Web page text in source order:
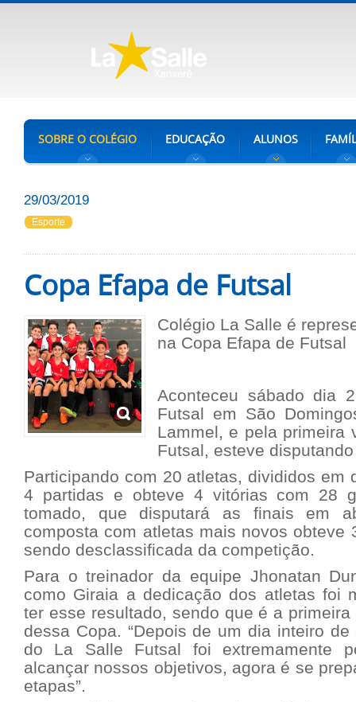
SOBRE O COLÉGIO EDUCAÇÃO ALUNOS
29/03/2019
Esporte
Copa Efapa de Futsal
Colégio La Salle é
na Copa Efapa de Futsal
Aconteceu sábado dia
Futsal em São
Lammel, e pela primeira
Futsal, esteve
Participando com 20 atletas, divididos em
4 partidas e obteve 4 vitórias com 28
tomado, que disputará as finais em
composta com atletas mais novos obteve
sendo desclassificada da competição.
Para o treinador da equipe Jhonatan
como Giraia a dedicação dos atletas foi
ter esse resultado, sendo que é a
dessa Copa. “Depois de um dia inteiro
do La Salle Futsal foi extremamente
alcançar nossos objetivos, agora é se
etapas”.